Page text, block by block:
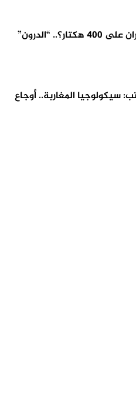
بعد أن أتت النيران على 400 هكتار؟.. “الدرون”
سيكولوجيا المغاربة.. أوجاع